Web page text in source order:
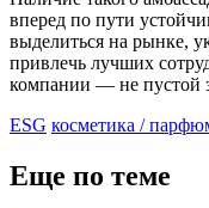
вперед по пути
выделиться на рынке,
привлечь лучших
компании — не пустой
ESG косметика /
Еще по теме